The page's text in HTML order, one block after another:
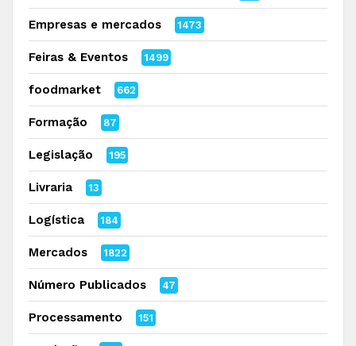
Empresas e mercados 1473
Feiras & Eventos 1499
foodmarket 662
Formação 87
Legislação 195
Livraria 13
Logística 184
Mercados 1822
Número Publicados 47
Processamento 151